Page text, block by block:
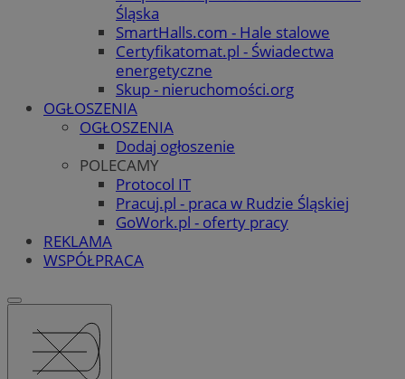
Śląska
SmartHalls.com - Hale stalowe
Certyfikatomat.pl - Świadectwa
energetyczne
Skup - nieruchomości.org
OGŁOSZENIA
OGŁOSZENIA
Dodaj ogłoszenie
POLECAMY
Protocol IT
Pracuj.pl - praca w Rudzie Śląskiej
GoWork.pl - oferty pracy
REKLAMA
WSPÓŁPRACA